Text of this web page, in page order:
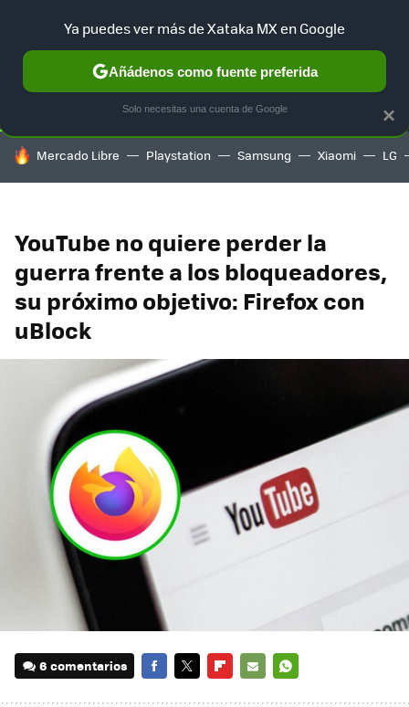
SELECCIÓN GAMING HOME AUTO TERRITORIO
HOY SE HABLA DE
Mercado Libre Playstation Samsung Xiaomi LG
YouTube no quiere perder la
guerra frente a los bloqueadores,
su próximo objetivo: Firefox con
uBlock
6 comentarios
×
Ya puedes ver más de Xataka MX en Google
Añádenos como fuente preferida
Solo necesitas una cuenta de Google